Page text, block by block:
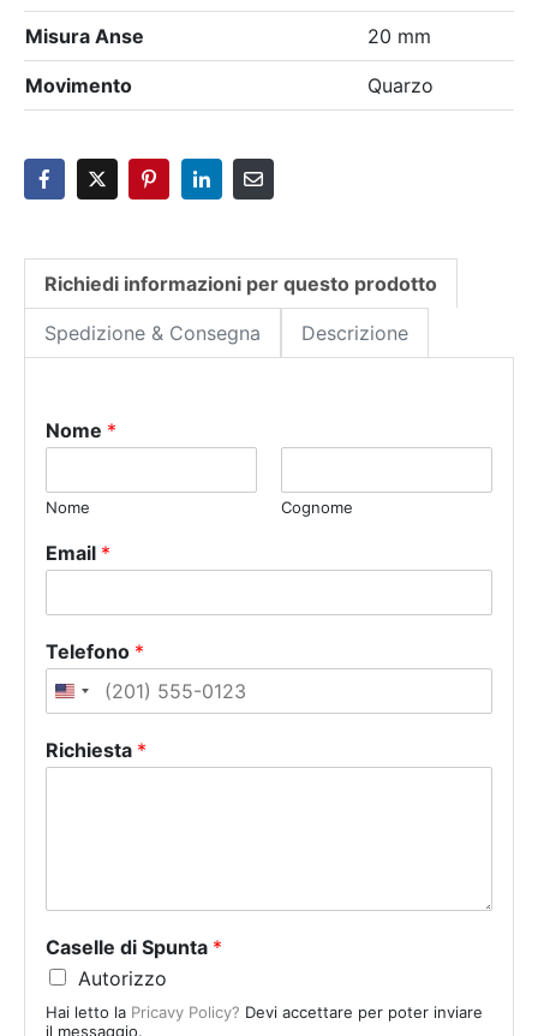
Misura Anse 20 mm
Movimento Quarzo
Richiedi informazioni per questo prodotto
Spedizione & Consegna Descrizione
Nome *
Nome Cognome
Email *
Telefono *
U
i
t
e
s
Richiesta *
Caselle di Spunta *
Autorizzo
Hai letto la Pricavy Policy? Devi accettare per poter inviare
il messaggio.